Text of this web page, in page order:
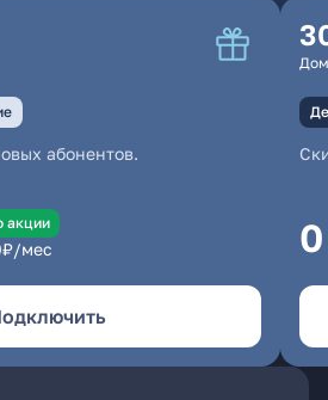
абонентов.
акции
₽/мес 0